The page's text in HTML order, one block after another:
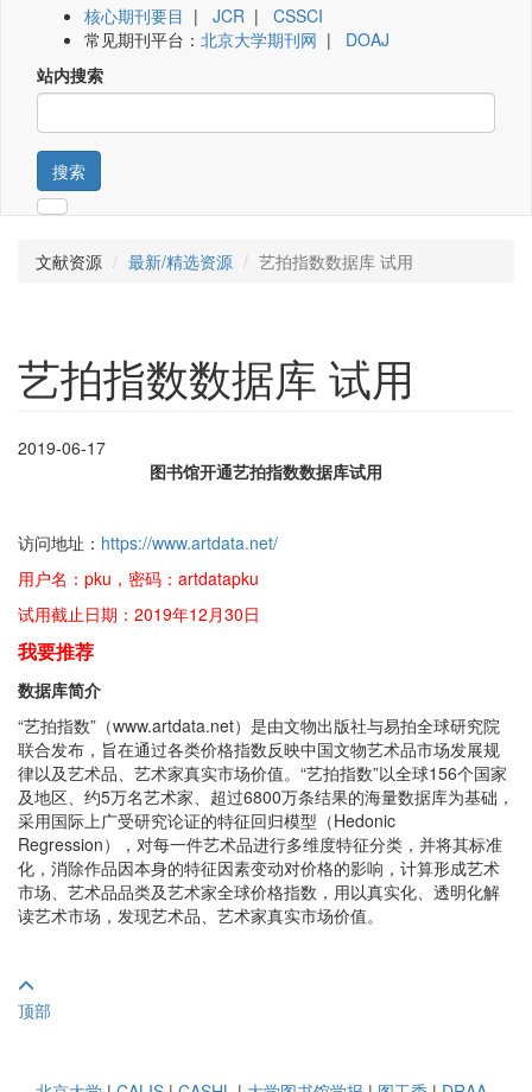
核心期刊要目 | JCR | CSSCI
常见期刊平台： 北京大学期刊网 | DOAJ
站内搜索
搜索
文献资源 最新/精选资源 艺拍指数数据库 试用
艺拍指数数据库 试用
2019-06-17
图书馆开通艺拍指数数据库试用
访问地址： https://www.artdata.net/
用户名：pku，密码：artdatapku
试用截止日期：2019年12月30日
我要推荐
数据库简介
“艺拍指数”（www.artdata.net）是由文物出版社与易拍全球研究院
联合发布，旨在通过各类价格指数反映中国文物艺术品市场发展规
律以及艺术品、艺术家真实市场价值。“艺拍指数”以全球156个国家
及地区、约5万名艺术家、超过6800万条结果的海量数据库为基础，
采用国际上广受研究论证的特征回归模型（Hedonic
Regression），对每一件艺术品进行多维度特征分类，并将其标准
化，消除作品因本身的特征因素变动对价格的影响，计算形成艺术
市场、艺术品品类及艺术家全球价格指数，用以真实化、透明化解
读艺术市场，发现艺术品、艺术家真实市场价值。
顶部